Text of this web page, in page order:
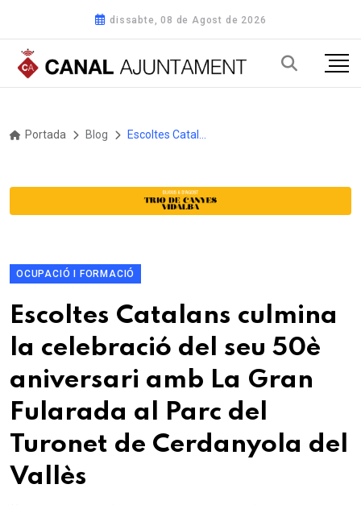
dissabte, 08 de Agost de 2026
Portada Blog
OCUPACIÓ I FORMACIÓ
Escoltes Catalans culmina
la celebració del seu 50è
aniversari amb La Gran
Fularada al Parc del
Turonet de Cerdanyola del
Vallès